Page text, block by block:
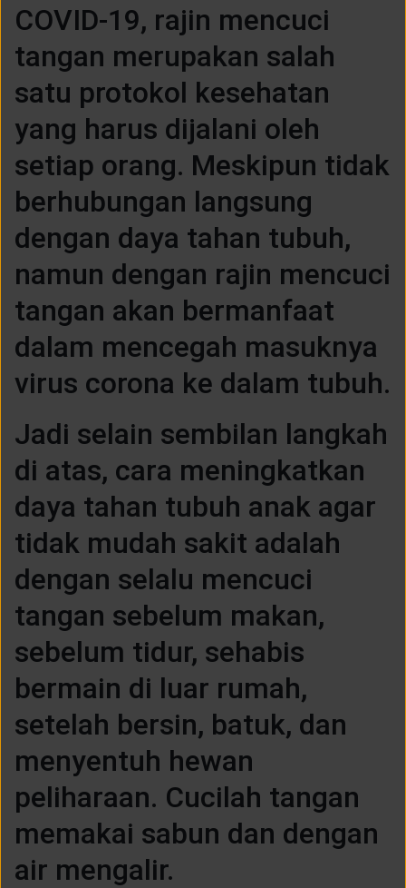
COVID-19, rajin mencuci
tangan merupakan salah
satu protokol kesehatan
yang harus dijalani oleh
setiap orang. Meskipun tidak
berhubungan langsung
dengan daya tahan tubuh,
namun dengan rajin mencuci
tangan akan bermanfaat
dalam mencegah masuknya
virus corona ke dalam tubuh.
Jadi selain sembilan langkah
di atas, cara meningkatkan
daya tahan tubuh anak agar
tidak mudah sakit adalah
dengan selalu mencuci
tangan sebelum makan,
sebelum tidur, sehabis
bermain di luar rumah,
setelah bersin, batuk, dan
menyentuh hewan
peliharaan. Cucilah tangan
memakai sabun dan dengan
air mengalir.